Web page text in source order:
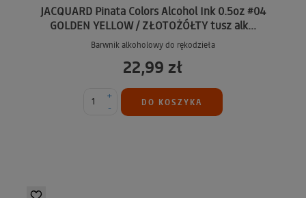
JACQUARD Pinata Colors Alcohol Ink 0.5oz #04
GOLDEN YELLOW / ZŁOTOŻÓŁTY tusz alk...
Barwnik alkoholowy do rękodzieła
22,99 zł
-
+
DO KOSZYKA